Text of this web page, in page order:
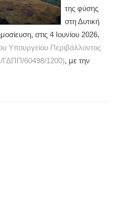
της φύσης
στη Δυτική
στις 4 Ιουνίου 2026,
Υπουργείου Περιβάλλοντος
ΓΔΠΠ/60498/1200), με την